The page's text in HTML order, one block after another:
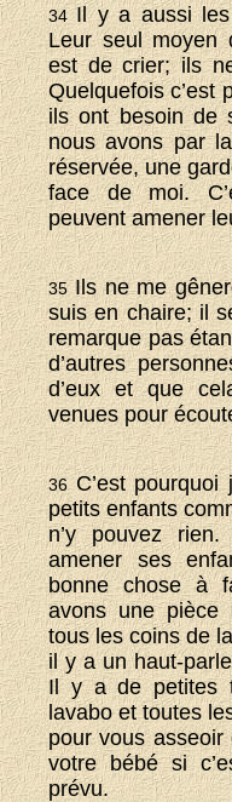
34Il y a aussi
Leur seul moyen
est de crier; ils
Quelquefois c’est
ils ont besoin de
nous avons par
réservée, une
face de moi.
peuvent amener
35Ils ne me
suis en chaire; il
remarque pas
d’autres
d’eux et que
venues pour
36 C’est
petits enfants
n’y pouvez
amener ses
bonne chose à
avons une pièce
tous les coins de
il y a un haut-
Il y a de petites
lavabo et toutes
pour vous
votre bébé si
prévu.